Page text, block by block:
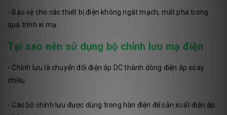
- Bảo vệ cho các thiết bị điện không ngắt mạch, mất pha trong
quá trình xi mạ.
Tại sao nên sử dụng bộ chỉnh lưu mạ điện
- Chỉnh lưu là chuyển đổi điện áp DC thành dòng điện áp xoay
chiều.
- Các bộ chỉnh lưu được dùng trong hàn điện để sản xuất điện áp